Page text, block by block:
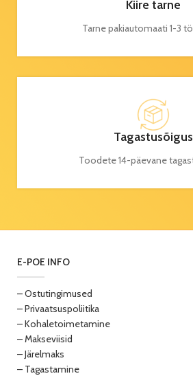
Kiire tarne
Tarne pakiautomaati 1-3
Tagastusõigus
Toodete 14-päevane
E-POE INFO
– Ostutingimused
– Privaatsuspoliitika
– Kohaletoimetamine
– Makseviisid
– Järelmaks
– Tagastamine